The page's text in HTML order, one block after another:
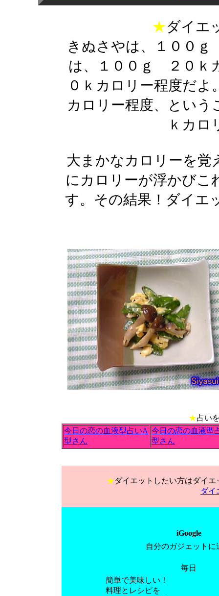
★ダイエ
きぬさやは、１００
は、１００ｇ ２０ｋ
０ｋカロリー程度だ
カロリー程度、という
ｋカロ
大まかなカロリーを覚
にカロリーが浮かびこ
す。その結果！ダイエ
★占い
今日の恋の血液型占いA
型さん
今日の恋の血液型
型さん
★ダイエットしたい方はダイ
ダイ
iGoogle
自分のガジェットに
毎日
簡単で美味しい！
料理とレシピを